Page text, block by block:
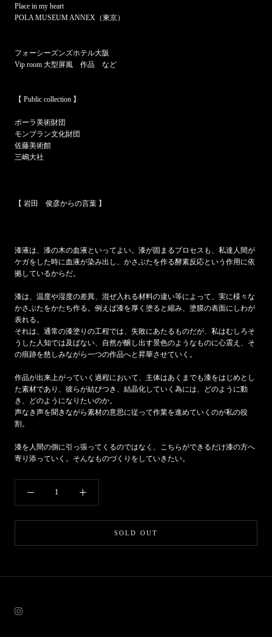
Place in my heart
POLA MUSEUM ANNEX（東京）
フォーシーズンズホテル大阪
Vip room 大型屏風 作品 など
【 Public collection 】
ポーラ美術財団
モンブラン文化財団
佐藤美術館
三嶋大社
【 岩田 俊彦からの言葉 】
漆液は、漆の木の血液といってよい。漆が固まるプロセスも、私達人間が
ケガをした時に血液が染み出し、かさぶたを作る酵素反応という作用に依
拠しているからだ。
漆は、温度や湿度の差異、混ぜ入れる材料の違い等によって、実に様々な
かさぶたをかたち作る。例えば漆を厚く塗ると縮み、塗膜の表面にしわが
表れる。
それは、通常の漆塗りの工程では、失敗にあたるものだが、私はむしろそ
うした人知では及ばない、自然が醸し出す景色のようなものに心震え、そ
の痕跡を慈しみながら一つの作品へと昇華させていく。
作品が出来上がっていく過程において、主体はあくまでも漆をはじめとし
た素材であり、彼らが結びつき、結晶化していく為には、どのように動
き、どのようになりたいのか。
声なき声を聞きながら素材の意思に従って作業を進めていくのが私の役
割。
漆を人間の側に引っ張ってくるのではなく、こちらができるだけ漆の方へ
寄り添っていく。そんなものづくりをしていきたい。
SOLD OUT